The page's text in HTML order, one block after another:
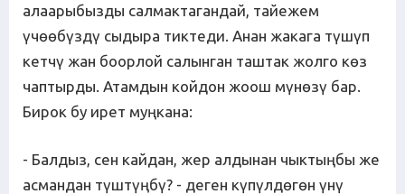
алаарыбызды салмактагандай, тайежем
үчөөбүздү сыдыра тиктеди. Анан жакага түшүп
кетчү жан боорлой салынган таштак жолго көз
чаптырды. Атамдын койдон жоош мүнөзү бар.
Бирок бу ирет муңкана:
- Балдыз, сен кайдан, жер алдынан чыктыңбы же
асмандан түштүңбү? - деген күпүлдөгөн үнү